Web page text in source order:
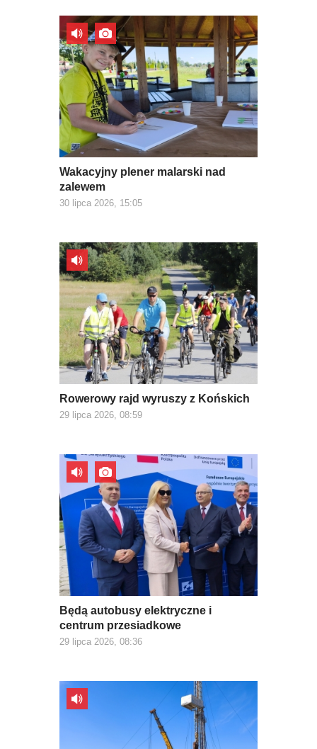
Wakacyjny plener malarski nad
zalewem
30 lipca 2026, 15:05
Rowerowy rajd wyruszy z Końskich
29 lipca 2026, 08:59
Będą autobusy elektryczne i
centrum przesiadkowe
29 lipca 2026, 08:36